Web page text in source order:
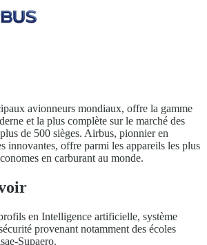
avionneurs mondiaux, offre la gamme
et la plus complète sur le marché des
de 500 sièges. Airbus, pionnier en
innovantes, offre parmi les appareils les plus
en carburant au monde.
en Intelligence artificielle, système
provenant notamment des écoles
Supaero.